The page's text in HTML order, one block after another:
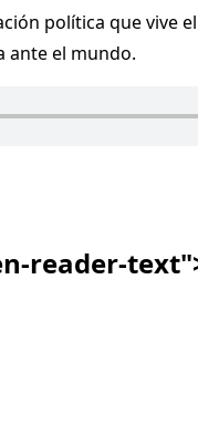
política que vive
ante el mundo.
reader-